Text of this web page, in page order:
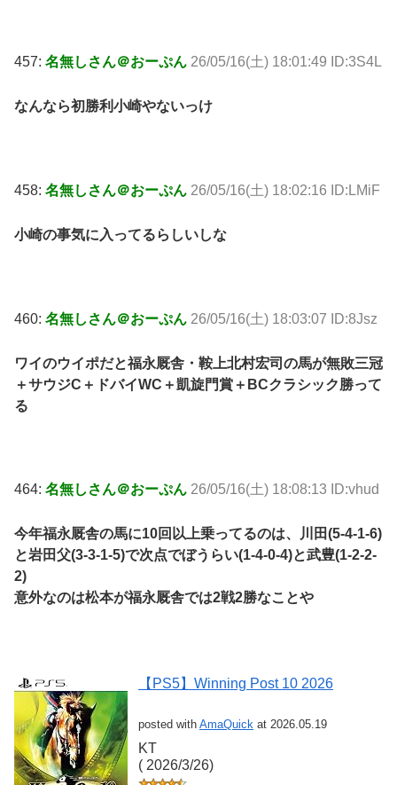
457: 名無しさん＠おーぷん 26/05/16(土) 18:01:49 ID:3S4L
なんなら初勝利小崎やないっけ
458: 名無しさん＠おーぷん 26/05/16(土) 18:02:16 ID:LMiF
小崎の事気に入ってるらしいしな
460: 名無しさん＠おーぷん 26/05/16(土) 18:03:07 ID:8Jsz
ワイのウイポだと福永厩舎・鞍上北村宏司の馬が無敗三冠
＋サウジC＋ドバイWC＋凱旋門賞＋BCクラシック勝って
る
464: 名無しさん＠おーぷん 26/05/16(土) 18:08:13 ID:vhud
今年福永厩舎の馬に10回以上乗ってるのは、川田(5-4-1-6)
と岩田父(3-3-1-5)で次点でぼうらい(1-4-0-4)と武豊(1-2-2-
2)
意外なのは松本が福永厩舎では2戦2勝なことや
【PS5】Winning Post 10 2026
posted with AmaQuick at 2026.05.19
KT
(‎ 2026/3/26)